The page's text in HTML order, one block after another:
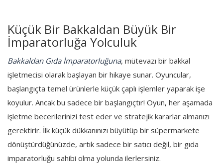
Giriş
Register
Küçük Bir Bakkaldan Büyük Bir
İmparatorluğa Yolculuk
Bakkaldan Gıda İmparatorluğuna, mütevazı bir bakkal
işletmecisi olarak başlayan bir hikaye sunar. Oyuncular,
başlangıçta temel ürünlerle küçük çaplı işlemler yaparak işe
koyulur. Ancak bu sadece bir başlangıçtır! Oyun, her aşamada
işletme becerilerinizi test eder ve stratejik kararlar almanızı
gerektirir. İlk küçük dükkanınızı büyütüp bir süpermarkete
dönüştürdüğünüzde, artık sadece bir satıcı değil, bir gıda
imparatorluğu sahibi olma yolunda ilerlersiniz.